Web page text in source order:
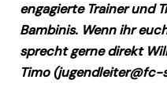
engagierte Trainer und
Bambinis. Wenn ihr
sprecht gerne direkt
Timo